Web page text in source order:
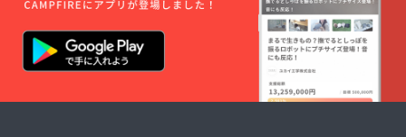
そして今から学校に行
くところ。高校生活１
年目が経とうとしてい
日入れ替わっても同じ